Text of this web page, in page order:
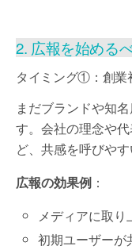
2. 広報を始める
タイミング①：創業
まだブランドや知
す。会社の理念や
ど、共感を呼びや
広報の効果例 ：
メディアに取
初期ユーザーが